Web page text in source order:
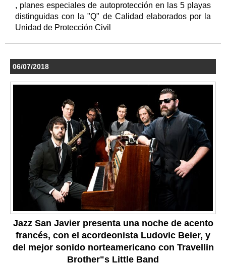
, planes especiales de autoprotección en las 5 playas
distinguidas con la "Q" de Calidad elaborados por la
Unidad de Protección Civil
06/07/2018
Jazz San Javier presenta una noche de acento
francés, con el acordeonista Ludovic Beier, y
del mejor sonido norteamericano con Travellin
Brother"s Little Band